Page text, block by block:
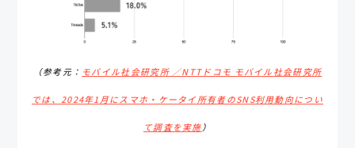
（参考元： モバイル社会研究所 ／NTTドコモ モバイル社会研究所
では、2024年1月にスマホ・ケータイ所有者のSNS利用動向につい
て調査を実施 ）